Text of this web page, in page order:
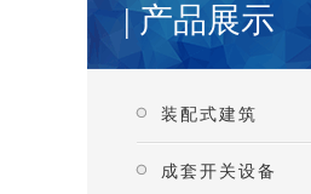
| 产品展示
装配式建筑
成套开关设备